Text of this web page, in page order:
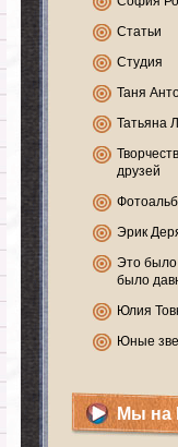
Статьи
Студия
Таня
Татьяна
друзей
Эрик
Это было
было
Юлия
Юные
Мы на